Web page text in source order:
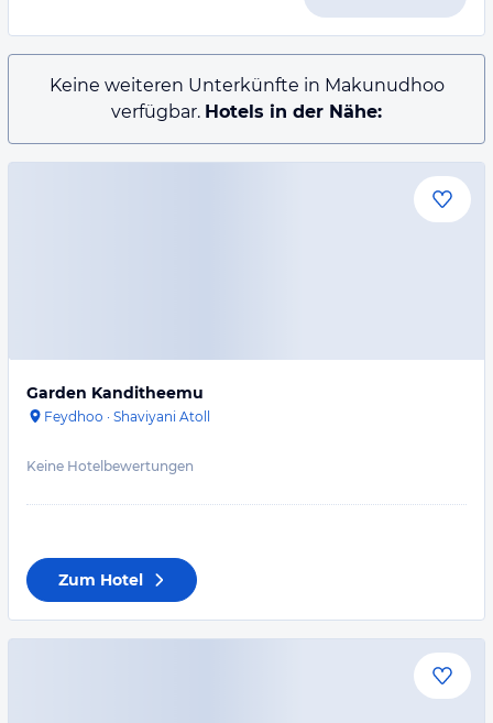
Keine weiteren Unterkünfte in Makunudhoo
verfügbar. Hotels in der Nähe:
Garden Kanditheemu
Feydhoo · Shaviyani Atoll
Keine Hotelbewertungen
Zum Hotel